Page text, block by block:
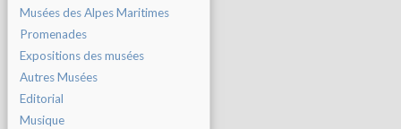
Musées des Alpes Maritimes
Promenades
Expositions des musées
Autres Musées
Editorial
Musique